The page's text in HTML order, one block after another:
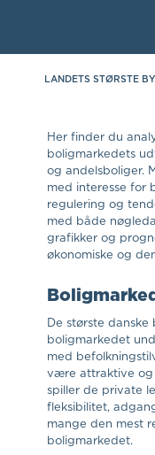
LANDETS STØRSTE
Her finder du
boligmarkedets
og andelsboliger.
med interesse for
regulering og
med både
grafikker og
økonomiske og
De største
boligmarkedet
med
være attraktive og
spiller de private
fleksibilitet,
mange den mest
boligmarkedet.